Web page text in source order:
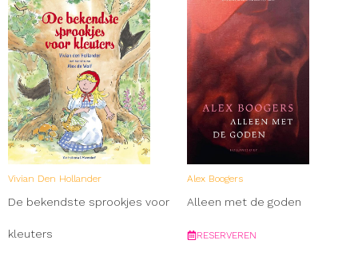
Vivian Den Hollander
De bekendste sprookjes voor
kleuters
Alex Boogers
Alleen met de goden
RESERVEREN